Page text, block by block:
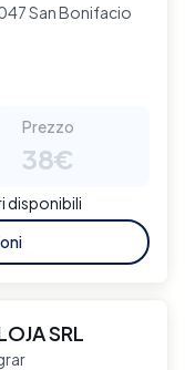
San Bonifacio
Prezzo
38€
disponibili
SRL